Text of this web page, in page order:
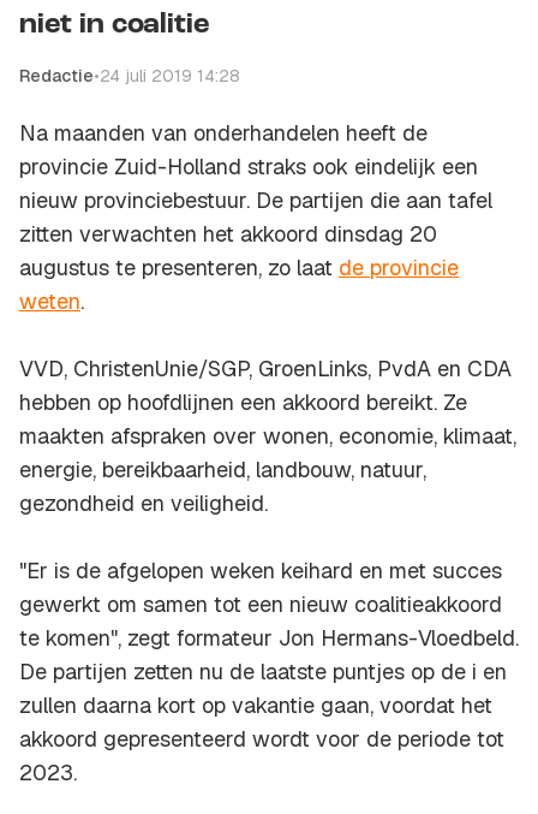
niet in coalitie
Redactie•24 juli 2019 14:28
Na maanden van onderhandelen heeft de
provincie Zuid-Holland straks ook eindelijk een
nieuw provinciebestuur. De partijen die aan tafel
zitten verwachten het akkoord dinsdag 20
augustus te presenteren, zo laat de provincie
weten.
VVD, ChristenUnie/SGP, GroenLinks, PvdA en CDA
hebben op hoofdlijnen een akkoord bereikt. Ze
maakten afspraken over wonen, economie, klimaat,
energie, bereikbaarheid, landbouw, natuur,
gezondheid en veiligheid.
"Er is de afgelopen weken keihard en met succes
gewerkt om samen tot een nieuw coalitieakkoord
te komen", zegt formateur Jon Hermans-Vloedbeld.
De partijen zetten nu de laatste puntjes op de i en
zullen daarna kort op vakantie gaan, voordat het
akkoord gepresenteerd wordt voor de periode tot
2023.